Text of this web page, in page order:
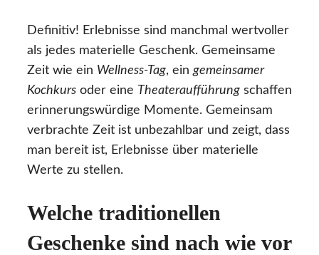
Definitiv! Erlebnisse sind manchmal wertvoller
als jedes materielle Geschenk. Gemeinsame
Zeit wie ein Wellness-Tag, eingemeinsamer
Kochkurs oder eine Theateraufführung schaffen
erinnerungswürdige Momente. Gemeinsam
verbrachte Zeit ist unbezahlbar und zeigt, dass
man bereit ist, Erlebnisse über materielle
Werte zu stellen.
Welche traditionellen
Geschenke sind nach wie vor